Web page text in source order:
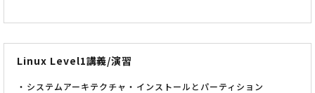
Linux Level1講義/演習
システムアーキテクチャ
インストールとパーティション